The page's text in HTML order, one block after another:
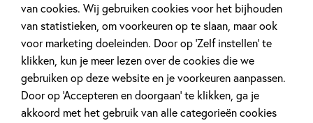
van cookies. Wij gebruiken cookies voor het bijhouden
van statistieken, om voorkeuren op te slaan, maar ook
voor marketing doeleinden. Door op ‘Zelf instellen’ te
klikken, kun je meer lezen over de cookies die we
gebruiken op deze website en je voorkeuren aanpassen.
Door op ‘Accepteren en doorgaan’ te klikken, ga je
akkoord met het gebruik van alle categorieën cookies
Grote AVI-boeken
Mijn grote AVI-boeken
Mijn grote AVI-boekenzijn dikke boeken op thema, speciaal
voor kinderen die leren lezen. Elk boek bevat diverse
teksten op hetzelfde AVI-niveau, zodat kinderen heerlijk